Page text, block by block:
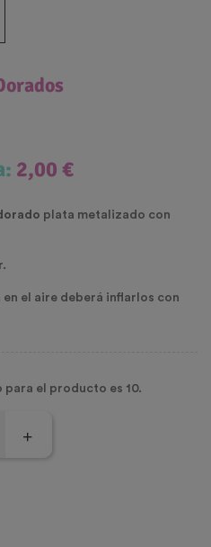
2,00 €
plata metalizado con
el aire deberá inflarlos con
para el producto es 10.